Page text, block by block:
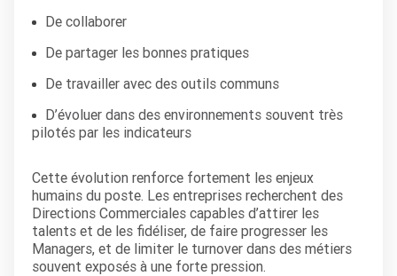
De collaborer
De partager les bonnes pratiques
De travailler avec des outils communs
D’évoluer dans des environnements souvent très
pilotés par les indicateurs
Cette évolution renforce fortement les enjeux
humains du poste. Les entreprises recherchent des
Directions Commerciales capables d’attirer les
talents et de les fidéliser, de faire progresser les
Managers, et de limiter le turnover dans des métiers
souvent exposés à une forte pression.